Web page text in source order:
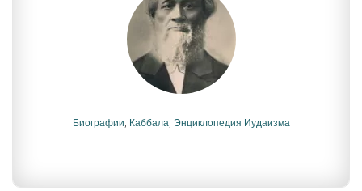
Биографии Каббала Энциклопедия Иудаизма